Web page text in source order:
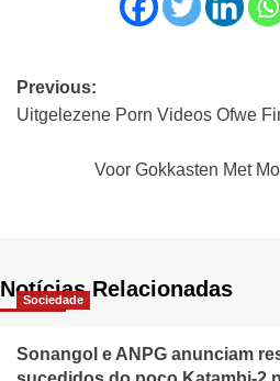
Previous:
Uitgelezene Porn Videos Ofwe
Voor Gokkasten Met
Notícias Relacionadas
Sociedade
Sonangol e ANPG anunciam